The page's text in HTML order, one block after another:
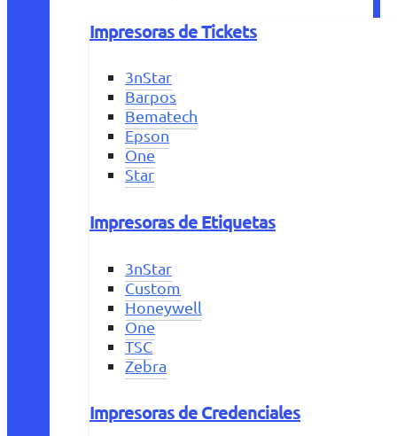
Impresoras de Tickets
3nStar
Barpos
Bematech
Epson
One
Star
Impresoras de Etiquetas
3nStar
Custom
Honeywell
One
TSC
Zebra
Impresoras de Credenciales